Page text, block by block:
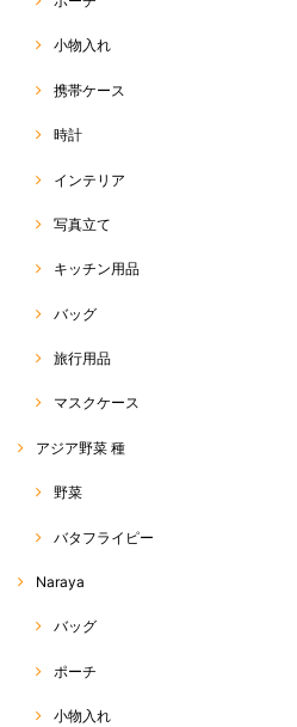
小物入れ
携帯ケース
時計
インテリア
写真立て
キッチン用品
バッグ
旅行用品
マスクケース
アジア野菜 種
野菜
バタフライピー
Naraya
バッグ
ポーチ
小物入れ